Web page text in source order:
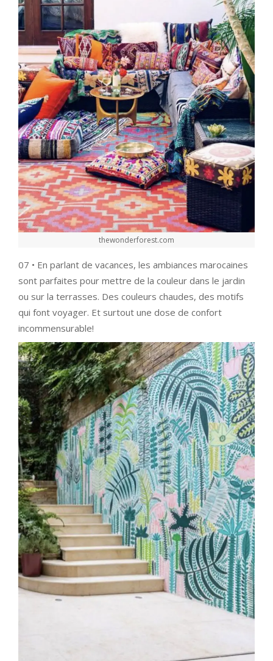
thewonderforest.com
07 • En parlant de vacances, les ambiances marocaines
sont parfaites pour mettre de la couleur dans le jardin
ou sur la terrasses. Des couleurs chaudes, des motifs
qui font voyager. Et surtout une dose de confort
incommensurable!